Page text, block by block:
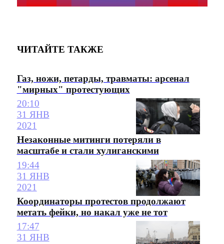
ЧИТАЙТЕ ТАКЖЕ
Газ, ножи, петарды, травматы: арсенал
"мирных" протестующих
20:10
31 ЯНВ
2021
Незаконные митинги потеряли в
масштабе и стали хулиганскими
19:44
31 ЯНВ
2021
Координаторы протестов продолжают
метать фейки, но накал уже не тот
17:47
31 ЯНВ